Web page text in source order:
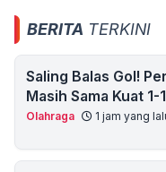
BERITA TERKINI
Saling Balas Gol!
Masih Sama Kuat
Olahraga 1 jam yang